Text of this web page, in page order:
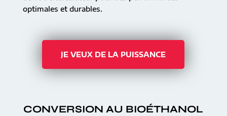
optimales et durables.
JE VEUX DE LA PUISSANCE
CONVERSION AU BIOÉTHANOL